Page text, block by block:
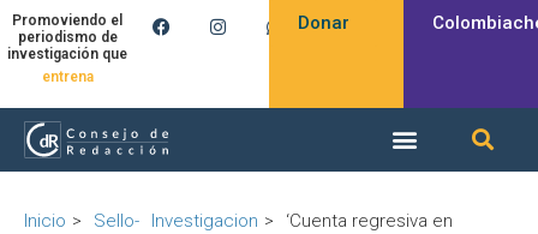
Promoviendo el
periodismo de
investigación que
entrena
Donar
Inicio
Sello-
Investigacion
‘Cuenta regresiva en